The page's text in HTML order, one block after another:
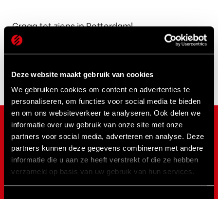
Deze website maakt gebruik van cookies
We gebruiken cookies om content en advertenties te
personaliseren, om functies voor social media te bieden
en om ons websiteverkeer te analyseren. Ook delen we
informatie over uw gebruik van onze site met onze
partners voor social media, adverteren en analyse. Deze
partners kunnen deze gegevens combineren met andere
informatie die u aan ze heeft verstrekt of die ze hebben
verzameld op basis van uw gebruik van hun services.
Graag tot ziens in Rotterdam!
MERKEN
NOVUS
SPX Bolting
SPX Power Team